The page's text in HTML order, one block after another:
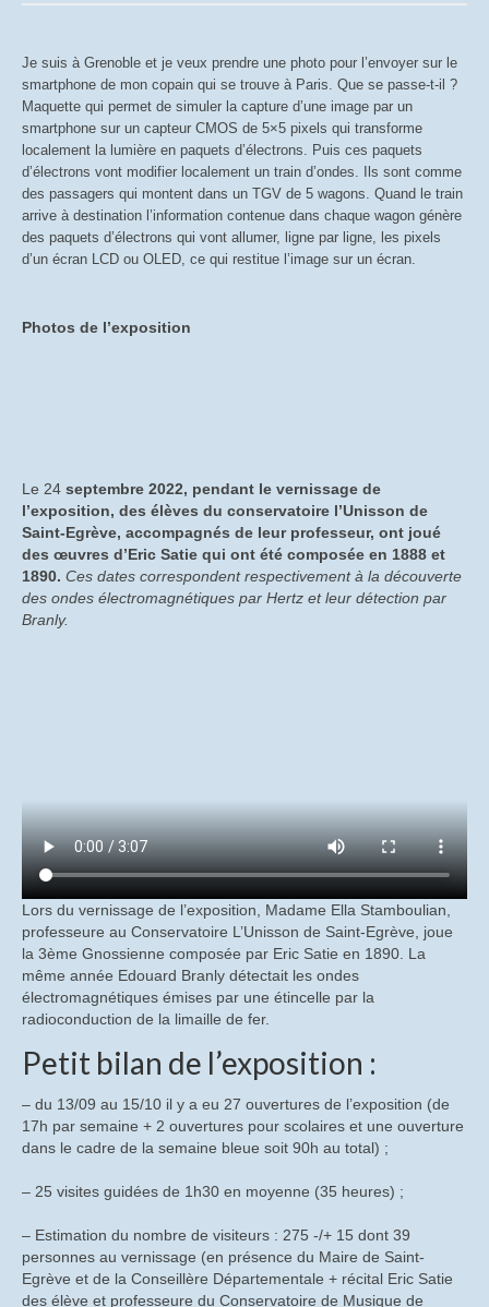
Je suis à Grenoble et je veux prendre une photo pour l’envoyer sur le
smartphone de mon copain qui se trouve à Paris. Que se passe-t-il ?
Maquette qui permet de simuler la capture d’une image par un
smartphone sur un capteur CMOS de 5×5 pixels qui transforme
localement la lumière en paquets d’électrons. Puis ces paquets
d’électrons vont modifier localement un train d’ondes. Ils sont comme
des passagers qui montent dans un TGV de 5 wagons. Quand le train
arrive à destination l’information contenue dans chaque wagon génère
des paquets d’électrons qui vont allumer, ligne par ligne, les pixels
d’un écran LCD ou OLED, ce qui restitue l’image sur un écran.
Photos de l’exposition
Le 24 septembre 2022, pendant le vernissage de
l’exposition, des élèves du conservatoire l’Unisson de
Saint-Egrève, accompagnés de leur professeur, ont joué
des œuvres d’Eric Satie qui ont été composée en 1888 et
1890. Ces dates correspondent respectivement à la découverte
des ondes électromagnétiques par Hertz et leur détection par
Branly.
Lors du vernissage de l’exposition, Madame Ella Stamboulian,
professeure au Conservatoire L’Unisson de Saint-Egrève, joue
la 3ème Gnossienne composée par Eric Satie en 1890. La
même année Edouard Branly détectait les ondes
électromagnétiques émises par une étincelle par la
radioconduction de la limaille de fer.
Petit bilan de l’exposition :
– du 13/09 au 15/10 il y a eu 27 ouvertures de l’exposition (de
17h par semaine + 2 ouvertures pour scolaires et une ouverture
dans le cadre de la semaine bleue soit 90h au total) ;
– 25 visites guidées de 1h30 en moyenne (35 heures) ;
– Estimation du nombre de visiteurs : 275 -/+ 15 dont 39
personnes au vernissage (en présence du Maire de Saint-
Egrève et de la Conseillère Départementale + récital Eric Satie
des élève et professeure du Conservatoire de Musique de